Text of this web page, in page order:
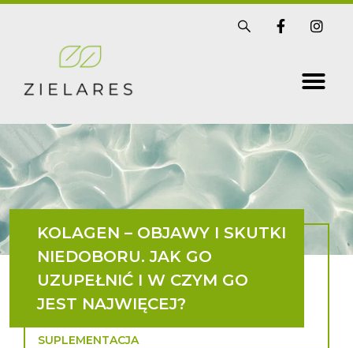
S
i
F
a
-
f
I
n
a
g
KOLAGEN – OBJAWY I SKUTKI
NIEDOBORU. JAK GO
UZUPEŁNIĆ I W CZYM GO
JEST NAJWIĘCEJ?
SUPLEMENTACJA